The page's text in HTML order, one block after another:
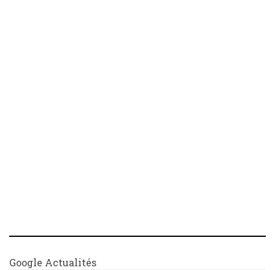
Google Actualités